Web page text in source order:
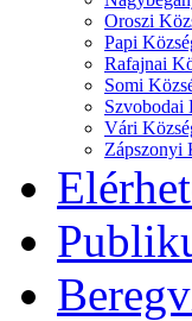
Oroszi
Papi
Rafajnai
Somi
Szvobodai
Vári
Zápszonyi